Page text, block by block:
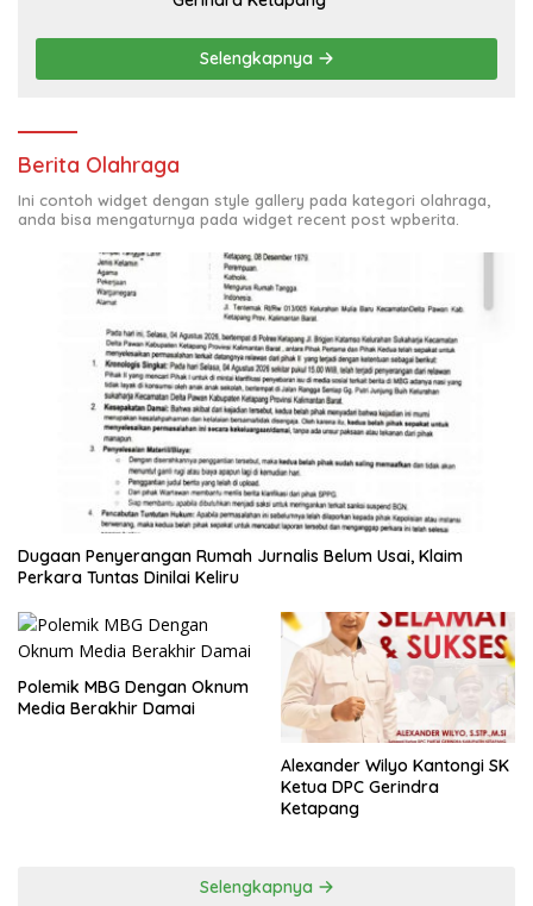
Selengkapnya
Berita Olahraga
Ini contoh widget dengan style gallery pada kategori olahraga,
anda bisa mengaturnya pada widget recent post wpberita.
Dugaan Penyerangan Rumah Jurnalis Belum Usai, Klaim
Perkara Tuntas Dinilai Keliru
Polemik MBG Dengan Oknum
Media Berakhir Damai
Alexander Wilyo Kantongi SK
Ketua DPC Gerindra
Ketapang
Selengkapnya